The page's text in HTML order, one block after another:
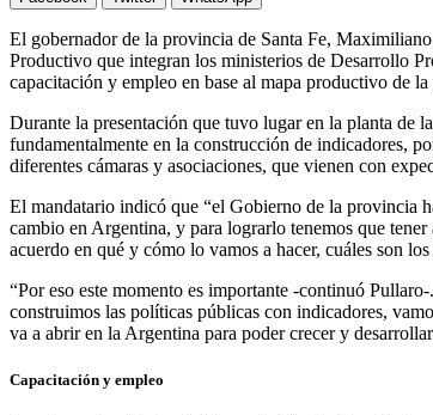
El gobernador de la provincia de Santa Fe,
Productivo que integran los ministerios de Desarrollo
capacitación y empleo en base al mapa productivo de
Durante la presentación que tuvo lugar en la planta de
fundamentalmente en la construcción de indicadores,
diferentes cámaras y asociaciones, que vienen con
El mandatario indicó que “el Gobierno de la provincia
cambio en Argentina, y para lograrlo tenemos que
acuerdo en qué y cómo lo vamos a hacer, cuáles son
“Por eso este momento es importante -continuó
construimos las políticas públicas con indicadores,
va a abrir en la Argentina para poder crecer y
Capacitación y empleo